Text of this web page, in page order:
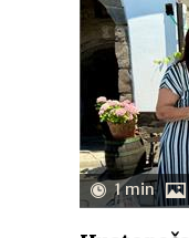
1 min